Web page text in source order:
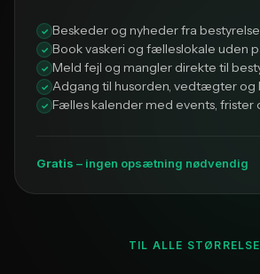
Beskeder og nyheder fra
Book vaskeri og fælleslokale uden
Meld fejl og mangler direkte til
Adgang til husorden, vedtægter og
Fælles kalender med events, frister
Gratis – ingen opsætning nødvendig
TIL ALLE